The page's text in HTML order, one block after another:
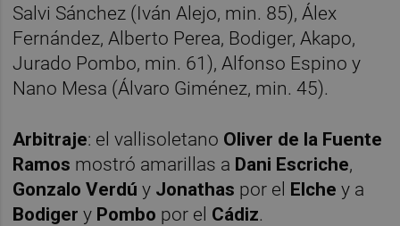
Salvi Sánchez (Iván Alejo, min. 85), Álex
Fernández, Alberto Perea, Bodiger, Akapo,
Jurado Pombo, min. 61), Alfonso Espino y
Nano Mesa (Álvaro Giménez, min. 45).
Arbitraje: el vallisoletano Oliver de la Fuente
Ramos mostró amarillas a Dani Escriche,
Gonzalo Verdú y Jonathas por el Elchey a
Bodigery Pombo por el Cádiz.